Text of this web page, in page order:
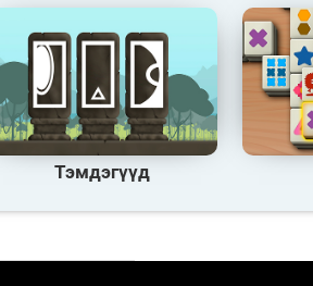
Тэмдэгүүд